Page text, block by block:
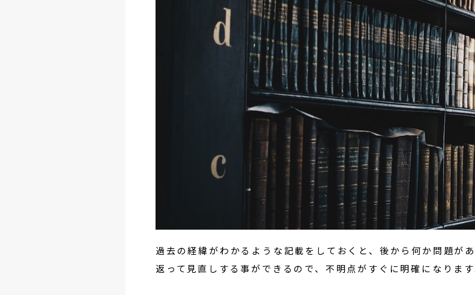
過去の経緯がわかるような記載をしておくと、後から何か問題が
返って見直しする事ができるので、不明点がすぐに明確になります